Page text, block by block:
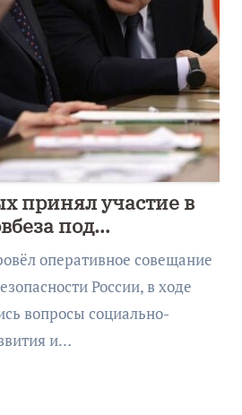
принял участие в
под
оперативное совещание
России, в ходе
вопросы социально-
и…